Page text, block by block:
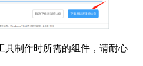
具制作时所需的组件，请耐心